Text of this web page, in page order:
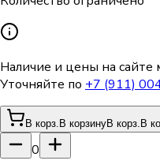
Наличие и цены на сайте
Уточняйте по +7 (911)
В корз. В корзинуВ корз. В
0